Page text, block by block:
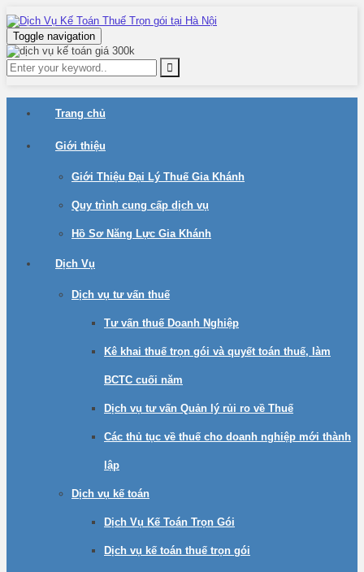
Toggle navigation
Trang chủ
Giới thiệu
Giới Thiệu Đại Lý Thuế Gia Khánh
Quy trình cung cấp dịch vụ
Hồ Sơ Năng Lực Gia Khánh
Dịch Vụ
Dịch vụ tư vấn thuế
Tư vấn thuế Doanh Nghiệp
Kê khai thuế trọn gói và quyết toán thuế, làm
BCTC cuối năm
Dịch vụ tư vấn Quản lý rủi ro về Thuế
Các thủ tục về thuế cho doanh nghiệp mới thành
lập
Dịch vụ kế toán
Dịch Vụ Kế Toán Trọn Gói
Dịch vụ kế toán thuế trọn gói